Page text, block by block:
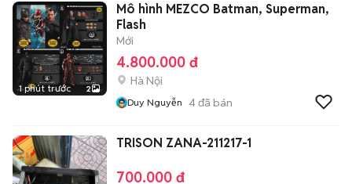
1 phút trước 2
Mô hình MEZCO Batman, Superman,
Flash
Mới
4.800.000 đ
Hà Nội
Duy Nguyễn 4đã bán
TRISON ZANA-211217-1
700.000 đ